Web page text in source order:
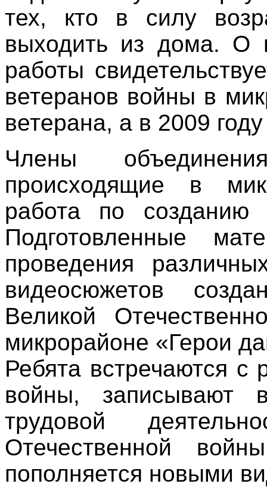
тех, кто в силу
выходить из дома. О
работы
ветеранов войны в
ветерана, а в 2009
Члены
происходящие в
работа по созданию
Подготовленные
проведения
видеосюжетов
Великой
микрорайоне «Герои
Ребята встречаются с
войны, записывают
трудовой
Отечественной
пополняется новыми